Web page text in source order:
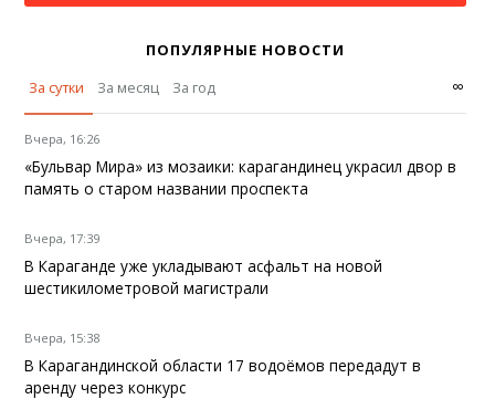
ПОПУЛЯРНЫЕ НОВОСТИ
За сутки
За месяц За год ∞
Вчера, 16:26
«Бульвар Мира» из мозаики: карагандинец украсил двор в
память о старом названии проспекта
Вчера, 17:39
В Караганде уже укладывают асфальт на новой
шестикилометровой магистрали
Вчера, 15:38
В Карагандинской области 17 водоёмов передадут в
аренду через конкурс